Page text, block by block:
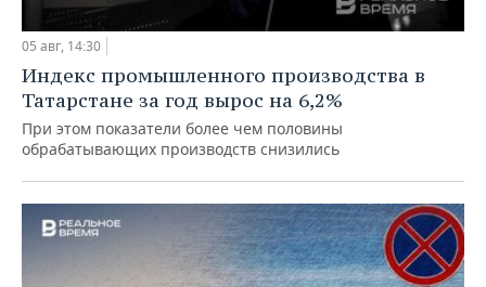
05 авг, 14:30
Индекс промышленного производства в
Татарстане за год вырос на 6,2%
При этом показатели более чем половины
обрабатывающих производств снизились